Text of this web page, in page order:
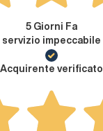
5 Giorni Fa
servizio impeccabile
Acquirente verificato